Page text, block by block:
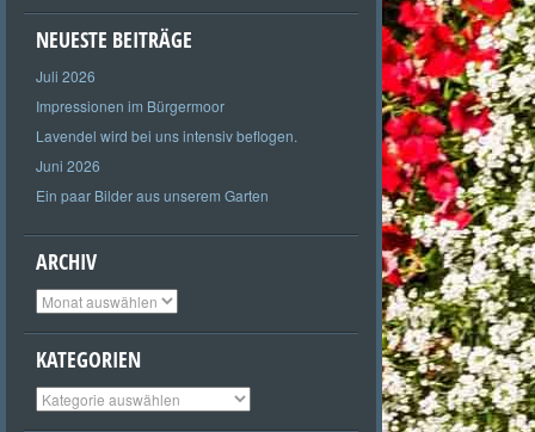
NEUESTE BEITRÄGE
Juli 2026
Impressionen im Bürgermoor
Lavendel wird bei uns intensiv beflogen.
Juni 2026
Ein paar Bilder aus unserem Garten
ARCHIV
Archiv
KATEGORIEN
Kategorien